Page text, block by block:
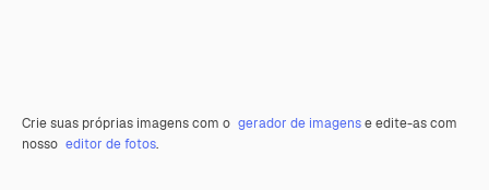
Crie suas próprias imagens com o gerador de imagense edite-as com
nosso editor de fotos.